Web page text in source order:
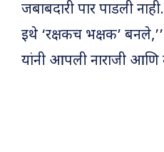
जबाबदारी पार पाडली
इथे ‘रक्षकच भक्षक’ बनले,’’
यांनी आपली नाराजी